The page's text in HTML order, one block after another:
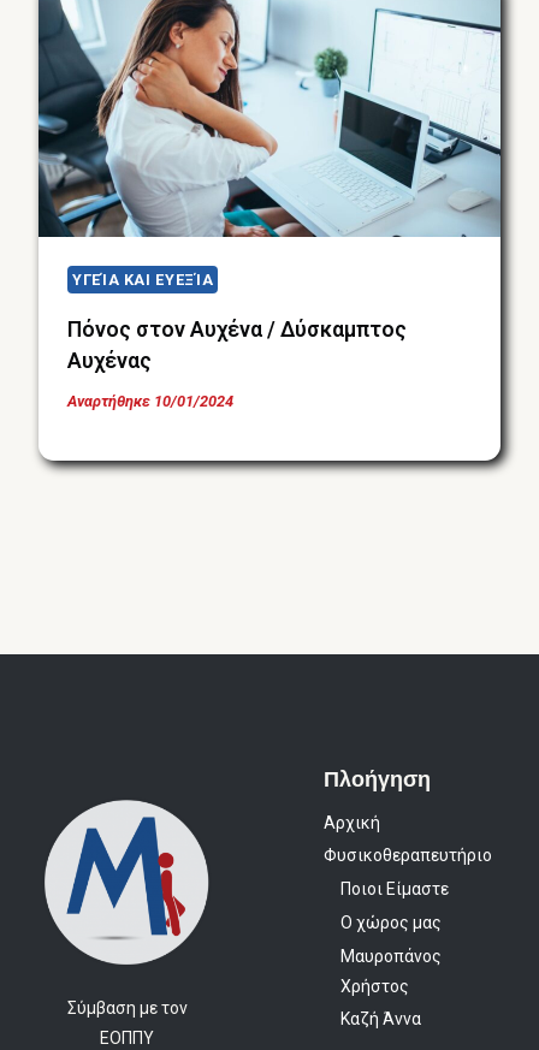
ΥΓΕΊΑ ΚΑΙ ΕΥΕΞΊΑ
Πόνος στον Αυχένα / Δύσκαμπτος
Αυχένας
Αναρτήθηκε 10/01/2024
Σύμβαση με τον
ΕΟΠΠΥ
Πλοήγηση
Αρχική
Φυσικοθεραπευτήριο
Ποιοι Είμαστε
Ο χώρος μας
Μαυροπάνος
Χρήστος
Καζή Άννα